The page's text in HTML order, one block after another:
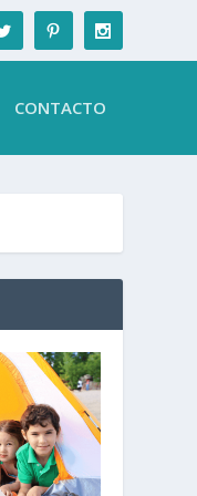
CONTACTO